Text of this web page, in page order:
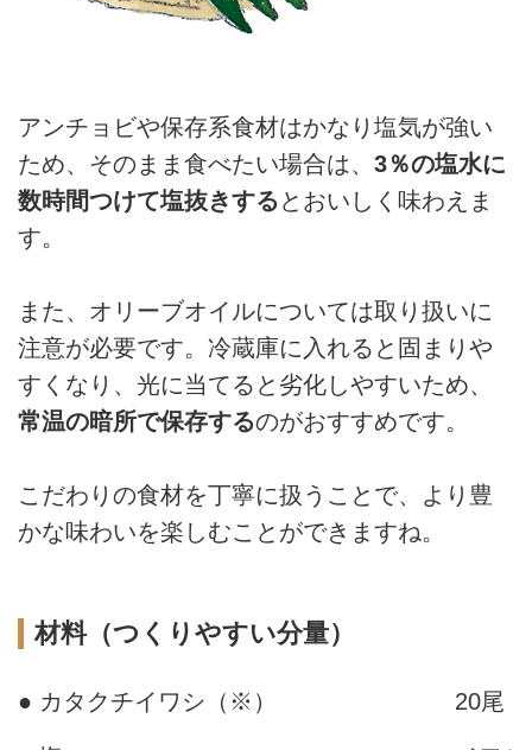
アンチョビや保存系食材はかなり塩気が強い
ため、そのまま食べたい場合は、 3％の塩水に
数時間つけて塩抜きする とおいしく味わえま
す。
また、オリーブオイルについては取り扱いに
注意が必要です。冷蔵庫に入れると固まりや
すくなり、光に当てると劣化しやすいため、
常温の暗所で保存するのがおすすめです。
こだわりの食材を丁寧に扱うことで、より豊
かな味わいを楽しむことができますね。
材料（つくりやすい分量）
● カタクチイワシ（※） 20尾